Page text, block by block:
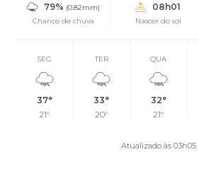
79% (0.82mm)
Chance de chuva
08h01
Nascer do sol
SEG
37°
21°
TER
33°
20°
QUA
32°
21°
Atualizado às 03h05